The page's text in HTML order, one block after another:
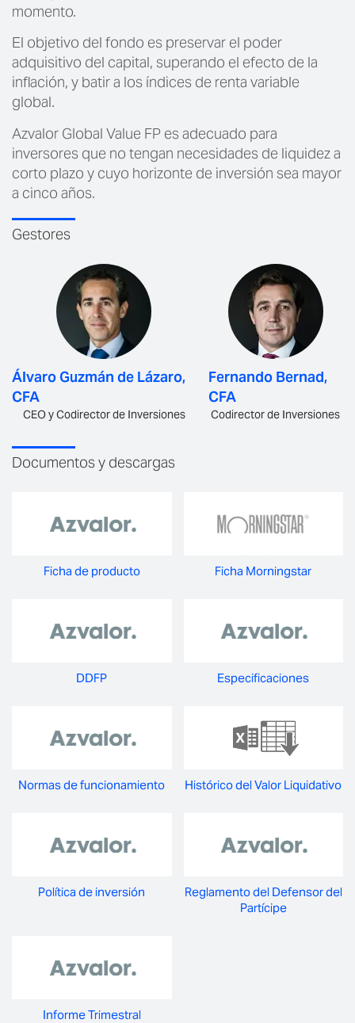
momento.
El objetivo del fondo es preservar el poder
adquisitivo del capital, superando el efecto de la
inflación, y batir a los índices de renta variable
global.
Azvalor Global Value FP es adecuado para
inversores que no tengan necesidades de liquidez a
corto plazo y cuyo horizonte de inversión sea mayor
a cinco años.
Gestores
Álvaro Guzmán de Lázaro,
CFA
CEO y Codirector de Inversiones
Fernando Bernad,
CFA
Codirector de Inversiones
Documentos y descargas
Ficha de producto Ficha Morningstar
DDFP Especificaciones
Normas de funcionamiento Histórico del Valor Liquidativo
Política de inversión
Reglamento del Defensor del
Partícipe
Informe Trimestral